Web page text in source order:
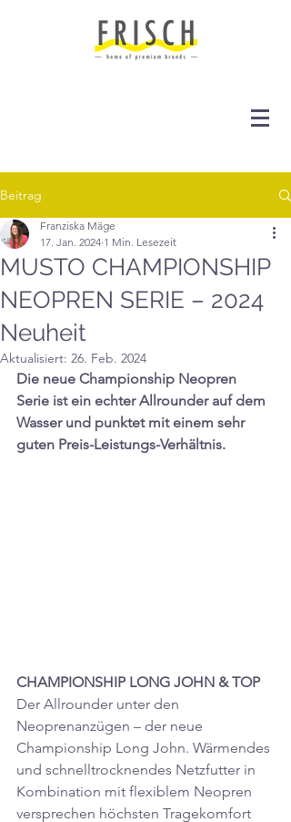
Beitrag
MUSTO CHAMPIONSHIP
NEOPREN SERIE – 2024
Neuheit
Franziska Mäge
17. Jan. 2024 1 Min. Lesezeit
Aktualisiert: 26. Feb. 2024
Die neue Championship Neopren
Serie ist ein echter Allrounder auf dem
Wasser und punktet mit einem sehr
guten Preis-Leistungs-Verhältnis.
CHAMPIONSHIP LONG JOHN & TOP
Der Allrounder unter den
Neoprenanzügen – der neue
Championship Long John. Wärmendes
und schnelltrocknendes Netzfutter in
Kombination mit flexiblem Neopren
versprechen höchsten Tragekomfort